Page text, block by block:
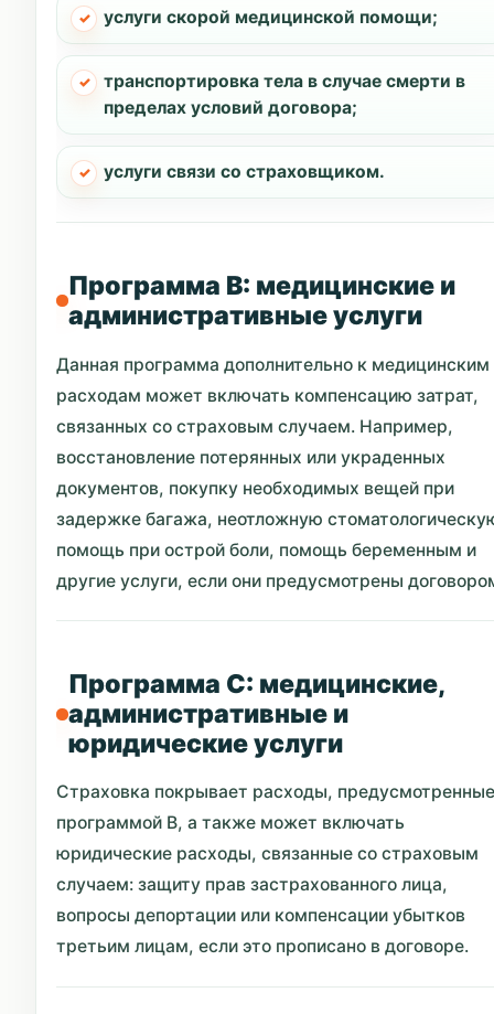
услуги скорой медицинской помощи;
транспортировка тела в случае смерти в
пределах условий договора;
услуги связи со страховщиком.
Программа B: медицинские и
административные услуги
Данная программа дополнительно к медицинским
расходам может включать компенсацию затрат,
связанных со страховым случаем. Например,
восстановление потерянных или украденных
документов, покупку необходимых вещей при
задержке багажа, неотложную
помощь при острой боли, помощь беременным и
другие услуги, если они предусмотрены
Программа C: медицинские,
административные и
юридические услуги
Страховка покрывает расходы, предусмотренные
программой B, а также может включать
юридические расходы, связанные со страховым
случаем: защиту прав застрахованного лица,
вопросы депортации или компенсации убытков
третьим лицам, если это прописано в договоре.